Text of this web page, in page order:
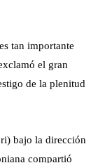
tan importante
el gran
de la plenitud
bajo la dirección
compartió